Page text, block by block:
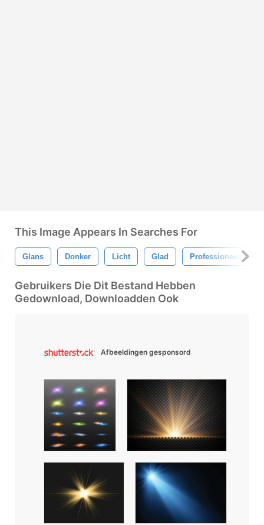
This Image Appears In Searches For
Glans Donker Licht Glad Professioneel
Gebruikers Die Dit Bestand Hebben
Gedownload, Downloadden Ook
Afbeeldingen gesponsord